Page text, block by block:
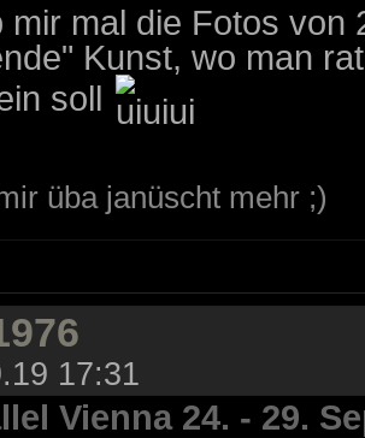
mir mal die Fotos
Kunst, wo man
soll
üba janüscht mehr ;)
17:31
Vienna 24. - 29.